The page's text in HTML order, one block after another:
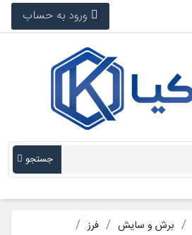
ورود به حساب
جستجو
برش و سایش
فرز